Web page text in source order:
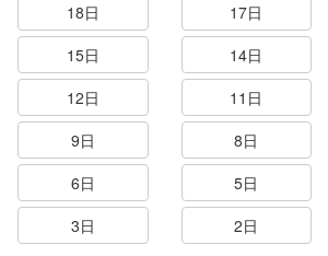
18日
17日
15日
14日
12日
11日
9日
8日
6日
5日
3日
2日